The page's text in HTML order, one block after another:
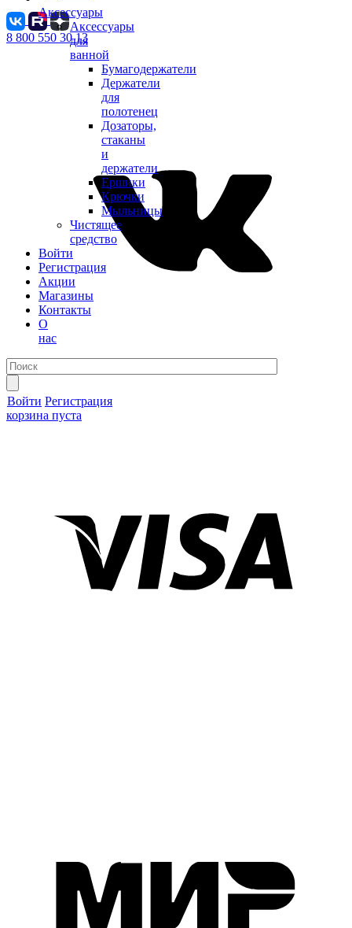
Аксессуары
Аксессуары
для
ванной
Бумагодержатели
Держатели
для
полотенец
Дозаторы,
стаканы
и
держатели
Ершики
Крючки
Мыльницы
Чистящее
средство
Войти
Регистрация
Акции
Магазины
Контакты
О
нас
Войти Регистрация
корзина пуста
8 800 550 30 13